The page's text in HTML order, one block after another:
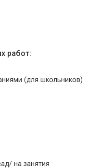
работ:
(для школьников)
на занятия